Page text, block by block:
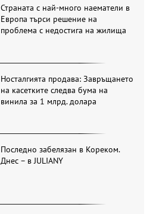
Страната с най-много наематели в
Европа търси решение на
проблема с недостига на жилища
Носталгията продава: Завръщането
на касетките следва бума на
винила за 1 млрд. долара
Последно забелязан в Кореком.
Днес – в JULIANY